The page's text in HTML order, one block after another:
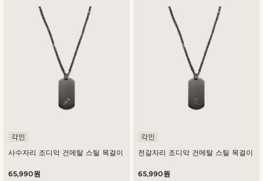
사수자리 조디악 건메탈 스틸 목걸이
각인
65,990원
전갈자리 조디악 건메탈 스틸 목걸이
각인
65,990원